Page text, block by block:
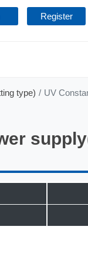
Register
type)
UV